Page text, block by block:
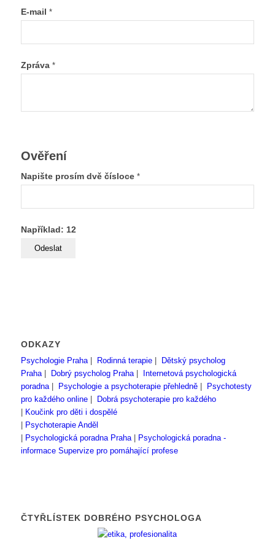
E-mail *
Zpráva *
Ověření
Napište prosím dvě čísloce *
Například: 12
ODKAZY
Psychologie Praha| Rodinná terapie|
Dětský psycholog
Praha| Dobrý psycholog Praha|
Internetová psychologická
poradna| Psychologie a psychoterapie přehledně|
Psychotesty
pro každého online|
Dobrá psychoterapie pro každého
Koučink pro děti i dospělé
Psychoterapie Anděl
Psychologická poradna Praha|
Psychologická poradna -
informace Supervize pro pomáhající profese
ČTYŘLÍSTEK DOBRÉHO PSYCHOLOGA